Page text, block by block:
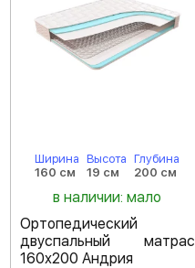
Ширина
160 см
Высота
19 см
Глубина
200 см
в наличии: мало
Ортопедический
двуспальный матрас
160х200 Андрия